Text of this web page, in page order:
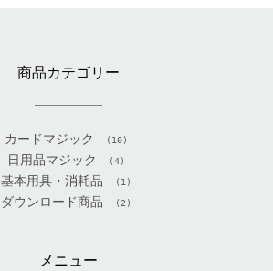
商品カテゴリー
カードマジック (10)
日用品マジック (4)
基本用具・消耗品 (1)
ダウンロード商品 (2)
メニュー